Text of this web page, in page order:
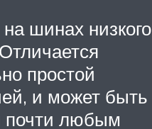
шинах низкого
простой
и может быть
почти любым